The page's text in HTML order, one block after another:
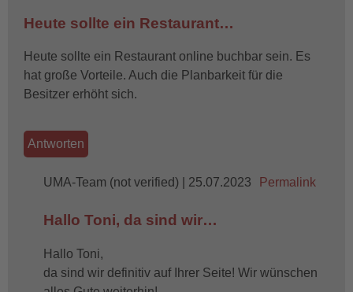
Heute sollte ein Restaurant…
Heute sollte ein Restaurant online buchbar sein. Es
hat große Vorteile. Auch die Planbarkeit für die
Besitzer erhöht sich.
Antworten
UMA-Team (not verified) | 25.07.2023
In
to
sollte
ein
Permalink
Hallo Toni, da sind wir…
Hallo Toni,
da sind wir definitiv auf Ihrer Seite! Wir wünschen